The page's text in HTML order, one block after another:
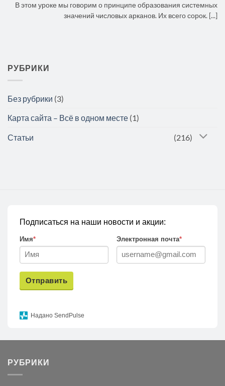
В этом уроке мы говорим о принципе образования системных
значений числовых арканов. Их всего сорок. [...]
РУБРИКИ
Без рубрики (3)
Карта сайта – Всё в одном месте (1)
Статьи (216)
Подписаться на наши новости и акции:
Имя* Электронная почта*
Отправить
Надано SendPulse
РУБРИКИ